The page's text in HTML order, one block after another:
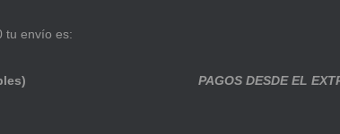
tu envío es:
PAGOS DESDE EL